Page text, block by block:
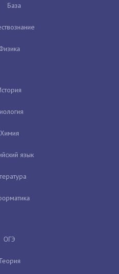
База
Химия
язык
ОГЭ